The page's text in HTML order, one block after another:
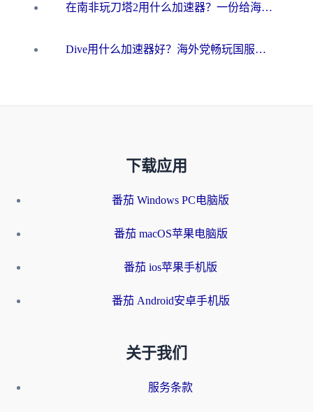
在南非玩刀塔2用什么加速器？一份给海外游子的终极生存指南
Dive用什么加速器好？海外党畅玩国服游戏的终极避坑指南
下载应用
番茄 Windows PC电脑版
番茄 macOS苹果电脑版
番茄 ios苹果手机版
番茄 Android安卓手机版
关于我们
服务条款